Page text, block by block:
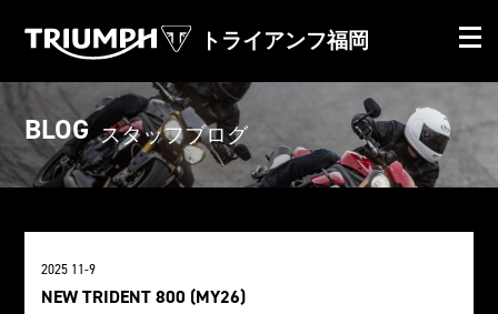
トライアンフ福岡
BLOG スタッフブログ
2025 11-9
NEW TRIDENT 800 (MY26)